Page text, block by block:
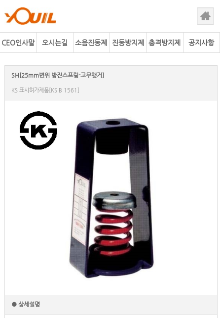
CEO인사말 오시는길 소음진동제 진동방지제 충격방지제 공지사항
SH[25mm변위 방진스프링-고무행거]
KS 표시허가제품[KS B 1561]
● 상세설명